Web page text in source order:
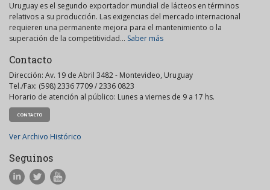
Uruguay es el segundo exportador mundial de lácteos en términos
relativos a su producción. Las exigencias del mercado internacional
requieren una permanente mejora para el mantenimiento o la
superación de la competitividad... Saber más
Contacto
Dirección: Av. 19 de Abril 3482 - Montevideo, Uruguay
Tel./Fax: (598) 2336 7709 / 2336 0823
Horario de atención al público: Lunes a viernes de 9 a 17 hs.
CONTACTO
Ver Archivo Histórico
Seguinos